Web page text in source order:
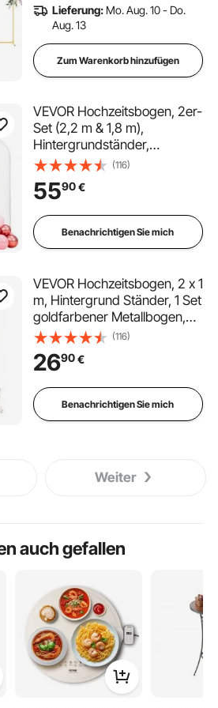
Lieferung: Mo. Aug. 10 - Do.
Aug. 13
Zum Warenkorb hinzufügen
VEVOR Hochzeitsbogen, 2er-
Set (2,2 m & 1,8 m),
Hintergrundständer,
goldfarbener Metallbogen,
Traubogen, Ballonbogen mit
Abdeckung für Hochzeiten,
Geburtstagsfeiern, Feste &
Zeremonien
(116)
5590€
Benachrichtigen Sie mich
VEVOR Hochzeitsbogen, 2 x 1
m, Hintergrund Ständer, 1 Set
goldfarbener Metallbogen,
Traubogen, Ballonbogen für
Hochzeiten,
Geburtstagsfeiern,
Zeremoniendekoration
(116)
2690€
Benachrichtigen Sie mich
Weiter
auch gefallen